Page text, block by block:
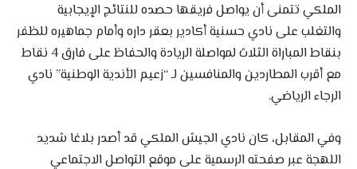
الملكي تتمنى أن يواصل فريقها حصده للنتائج الإيجابية
والتغلب على نادي حسنية أكادير بعقر داره وأمام جماهيره للظفر
بنقاط المباراة الثلاث لمواصلة الريادة والحفاظ على فارق 4 نقاط
مع أقرب المطاردين والمنافسين لـ “زعيم الأندية الوطنية” نادي
الرجاء الرياضي.
وفي المقابل، كان نادي الجيش الملكي قد أصدر بلاغا شديد
اللهجة عبر صفحته الرسمية على موقع التواصل الاجتماعي